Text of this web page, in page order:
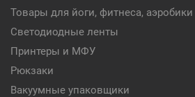
Товары для йоги, фитнеса, аэробики
Светодиодные ленты
Принтеры и МФУ
Рюкзаки
Вакуумные упаковщики